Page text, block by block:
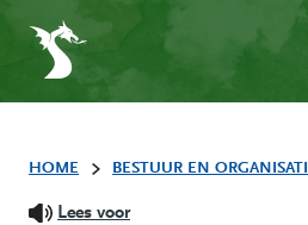
HOME BESTUUR EN
Lees voor